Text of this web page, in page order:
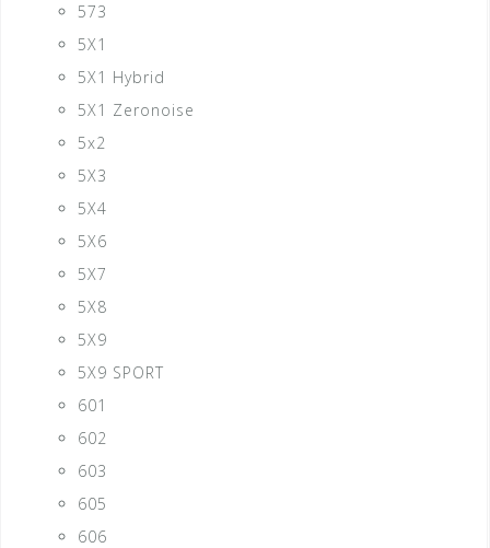
573
5X1
5X1 Hybrid
5X1 Zeronoise
5x2
5X3
5X4
5X6
5X7
5X8
5X9
5X9 SPORT
601
602
603
605
606